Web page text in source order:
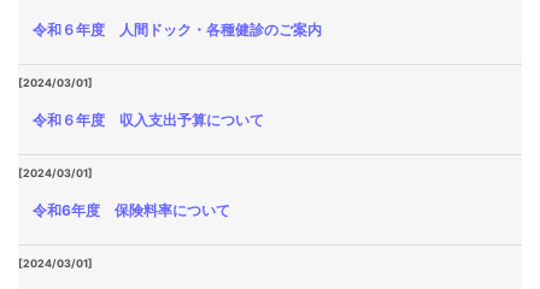
令和６年度 人間ドック・各種健診のご案内
[2024/03/01]
令和６年度 収入支出予算について
[2024/03/01]
令和6年度 保険料率について
[2024/03/01]